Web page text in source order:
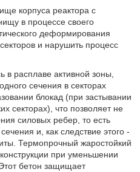
корпуса реактора с
в процессе своего
деформирования
и нарушить процесс
в расплаве активной зоны,
сечения в секторах
блокад (при застывании
секторах), что позволяет не
силовых ребер, то есть
и, как следствие этого -
Термопрочный жаростойкий
при уменьшении
бетон защищает